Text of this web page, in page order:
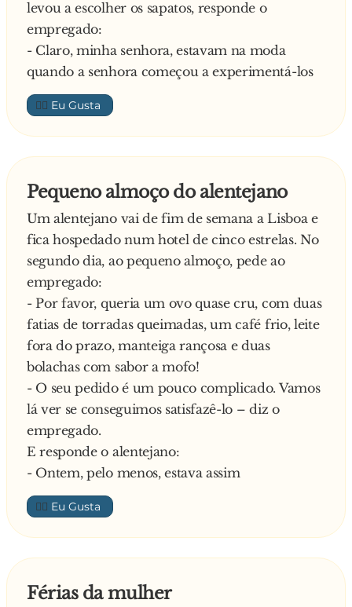
chega você
levou a escolher os sapatos, responde o
empregado:
- Claro, minha senhora, estavam na moda
quando a senhora começou a experimentá-los
👍🏼
Pequeno almoço do alentejano
Um alentejano vai de fim de semana a Lisboa e
fica hospedado num hotel de cinco estrelas. No
segundo dia, ao pequeno almoço, pede ao
empregado:
- Por favor, queria um ovo quase cru, com duas
fatias de torradas queimadas, um café frio, leite
fora do prazo, manteiga rançosa e duas
bolachas com sabor a mofo!
- O seu pedido é um pouco complicado. Vamos
lá ver se conseguimos satisfazê-lo – diz o
empregado.
E responde o alentejano:
- Ontem, pelo menos, estava assim
👍🏼
Férias da mulher